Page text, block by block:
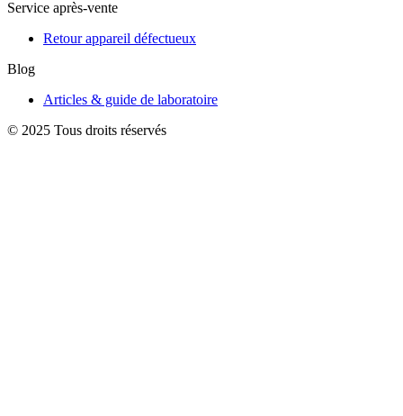
Service après-vente
Retour appareil défectueux
Blog
Articles & guide de laboratoire
© 2025 Tous droits réservés